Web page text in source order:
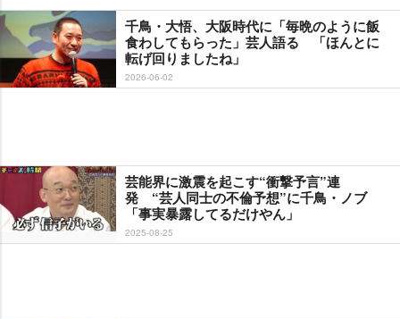
千鳥・大悟、大阪時代に「毎晩のように飯
食わしてもらった」芸人語る 「ほんとに
転げ回りましたね」
2026-06-02
芸能界に激震を起こす“衝撃予言”連
発 “芸人同士の不倫予想”に千鳥・ノブ
「事実暴露してるだけやん」
2025-08-25